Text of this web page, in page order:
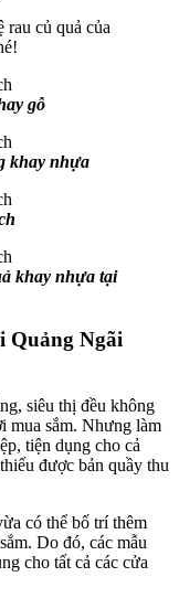
củ quả của
gỗ
khay nhựa
khay nhựa tại
Quảng Ngãi
siêu thị đều không
mua sắm. Nhưng làm
tiện dụng cho cả
được bản quầy thu
có thể bố trí thêm
Do đó, các mẫu
cho tất cả các cửa